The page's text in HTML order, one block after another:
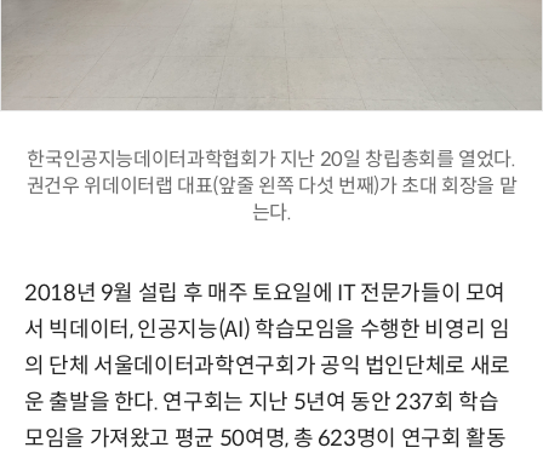
한국인공지능데이터과학협회가 지난 20일 창립총회를 열었다.
권건우 위데이터랩 대표(앞줄 왼쪽 다섯 번째)가 초대 회장을 맡
는다.
2018년 9월 설립 후 매주 토요일에 IT 전문가들이 모여
서 빅데이터, 인공지능(AI) 학습모임을 수행한 비영리 임
의 단체 서울데이터과학연구회가 공익 법인단체로 새로
운 출발을 한다. 연구회는 지난 5년여 동안 237회 학습
모임을 가져왔고 평균 50여명, 총 623명이 연구회 활동